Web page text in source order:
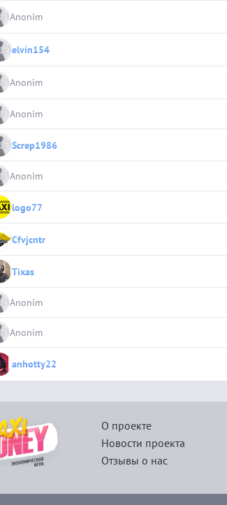
Anonim
elvin154
Anonim
Anonim
Screp1986
Anonim
logo77
Cfvjcntr
Tixas
Anonim
Anonim
anhotty22
О проекте
Новости проекта
Отзывы о нас